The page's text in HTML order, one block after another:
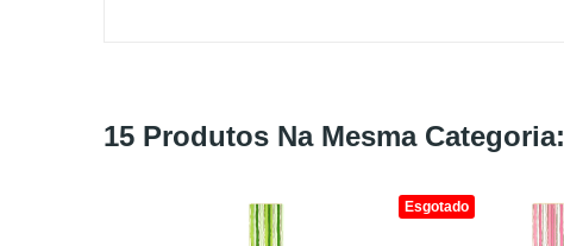
15 Produtos Na Mesma Categoria:
Esgotado